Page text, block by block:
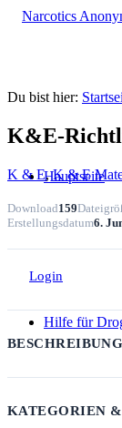
Hauptseite
Hilfe für
Du bist hier:
K&E-
K & E,K & E
Download159
Erstellungsdatum6.
Login
BESCHREIBUNG
KATEGORIEN